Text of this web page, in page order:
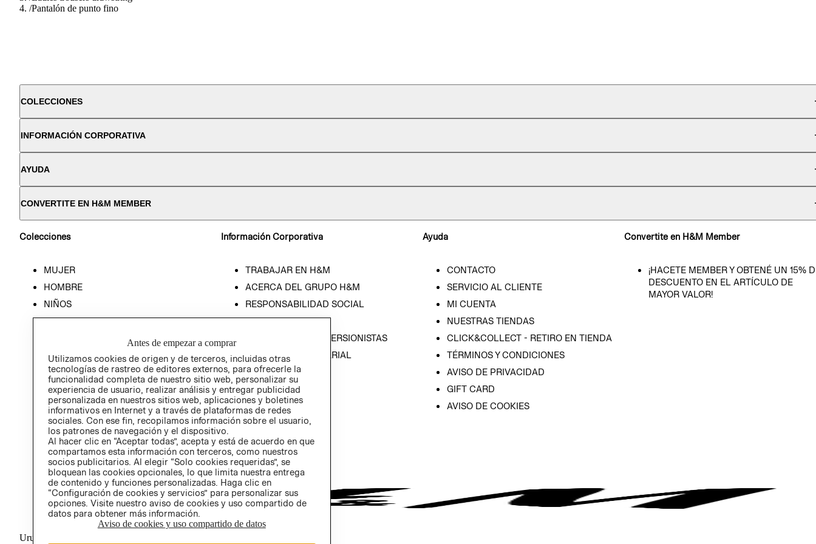
/Pantalón de punto fino
COLECCIONES
INFORMACIÓN CORPORATIVA
AYUDA
CONVERTITE EN H&M MEMBER
Colecciones
MUJER
HOMBRE
NIÑOS
HOME
Información Corporativa
TRABAJAR EN H&M
ACERCA DEL GRUPO H&M
RESPONSABILIDAD SOCIAL
PRENSA
RELACIÓN CON INVERSIONISTAS
POLÍTICA EMPRESARIAL
Ayuda
CONTACTO
SERVICIO AL CLIENTE
MI CUENTA
NUESTRAS TIENDAS
CLICK&COLLECT - RETIRO EN TIENDA
TÉRMINOS Y CONDICIONES
AVISO DE PRIVACIDAD
GIFT CARD
AVISO DE COOKIES
Convertite en H&M Member
¡HACETE MEMBER Y OBTENÉ UN 15%
DESCUENTO EN EL ARTÍCULO DE
MAYOR VALOR!
Uruguay ($U)
Antes de empezar a comprar
Utilizamos cookies de origen y de terceros, incluidas otras
tecnologías de rastreo de editores externos, para ofrecerle la
funcionalidad completa de nuestro sitio web, personalizar su
experiencia de usuario, realizar análisis y entregar publicidad
personalizada en nuestros sitios web, aplicaciones y boletines
informativos en Internet y a través de plataformas de redes
sociales. Con ese fin, recopilamos información sobre el usuario,
los patrones de navegación y el dispositivo.
Al hacer clic en “Aceptar todas”, acepta y está de acuerdo en que
compartamos esta información con terceros, como nuestros
socios publicitarios. Al elegir “Solo cookies requeridas”, se
bloquean las cookies opcionales, lo que limita nuestra entrega
de contenido y funciones personalizadas. Haga clic en
“Configuración de cookies y servicios” para personalizar sus
opciones. Visite nuestro aviso de cookies y uso compartido de
datos para obtener más información.
Aviso de cookies y uso compartido de datos